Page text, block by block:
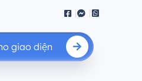
giao diện